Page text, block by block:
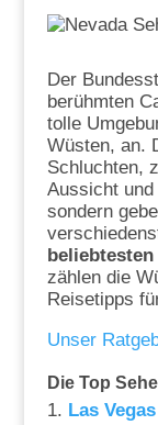
Der
berühmten
tolle
Wüsten, an.
Schluchten,
Aussicht und
sondern
zählen die
Reisetipps
Unser
Die Top
Las Vegas